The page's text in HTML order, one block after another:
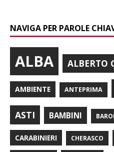
NAVIGA PER PAROLE
ALBA ALBERTO
AMBIENTE ANTEPRIMA
ASTI BAMBINI
CARABINIERI CHERASCO